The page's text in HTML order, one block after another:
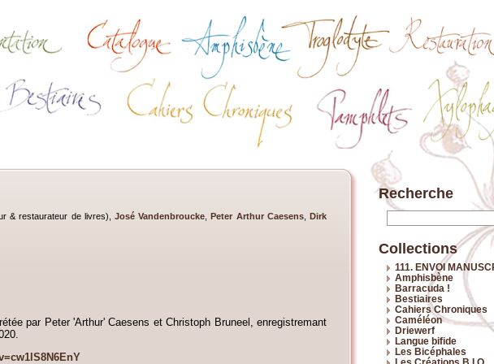
& restaurateur de livres), José Vandenbroucke ,Peter Arthur Caesens,Dirk
par Peter 'Arthur' Caesens et Christoph Bruneel, enregistremant
Recherche
Collections
111. ENVOI
Amphisbène
Barracuda !
Bestiaires
Cahiers Chroniques
Caméléon
Driewerf
Langue bifide
Les Bicéphales